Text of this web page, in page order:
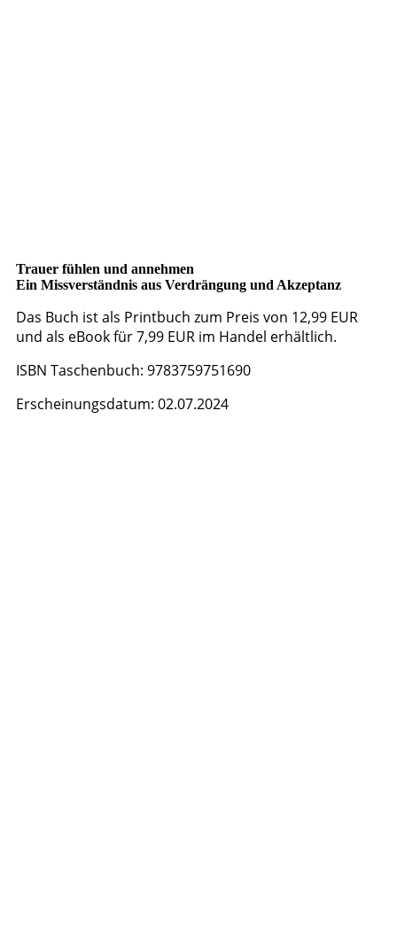
Trauer fühlen und annehmen
Ein Missverständnis aus Verdrängung und Akzeptanz
Das Buch ist als Printbuch zum Preis von 12,99 EUR
und als eBook für 7,99 EUR im Handel erhältlich.
ISBN Taschenbuch: 9783759751690
Erscheinungsdatum: 02.07.2024